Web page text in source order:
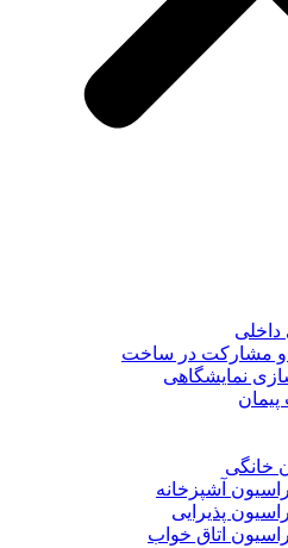
و مشارکت در ساخت
نمایشگاهی
خانگی
آشپزخانه
پذیرایی
اتاق خواب